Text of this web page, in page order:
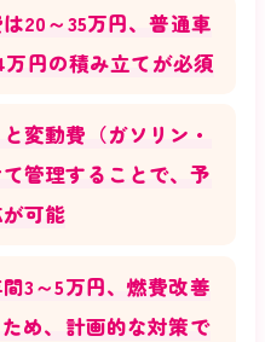
20～35万円、普通車
円の積み立てが必須
変動費（ガソリン・
管理することで、予
可能
3～5万円、燃費改善
め、計画的な対策で